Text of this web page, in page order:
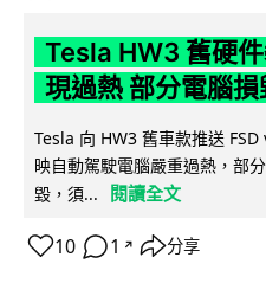
Tesla HW3 舊硬
現過熱 部分電腦
Tesla 向 HW3 舊車款推送
映自動駕駛電腦嚴重過熱，部
毀，須...
閱讀全文
10 1 ↗ 分享